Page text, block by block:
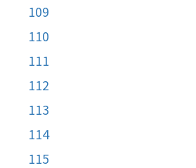
109
110
111
112
113
114
115